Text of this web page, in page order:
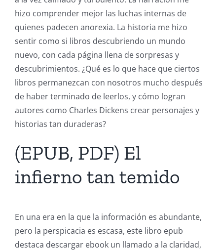
hizo comprender mejor las luchas internas de
quienes padecen anorexia. La historia me hizo
sentir como si libros descubriendo un mundo
nuevo, con cada página llena de sorpresas y
descubrimientos. ¿Qué es lo que hace que ciertos
libros permanezcan con nosotros mucho después
de haber terminado de leerlos, y cómo logran
autores como Charles Dickens crear personajes y
historias tan duraderas?
(EPUB, PDF) El
infierno tan temido
En una era en la que la información es abundante,
pero la perspicacia es escasa, este libro epub
destaca descargar ebook un llamado a la claridad,